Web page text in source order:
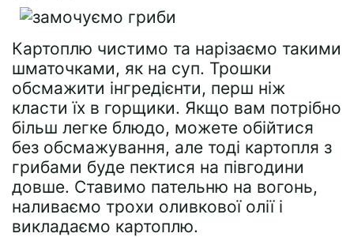
Картоплю чистимо та нарізаємо такими
шматочками, як на суп. Трошки
обсмажити інгредієнти, перш ніж
класти їх в горщики. Якщо вам потрібно
більш легке блюдо, можете обійтися
без обсмажування, але тоді картопля з
грибами буде пектися на півгодини
довше. Ставимо пательню на вогонь,
наливаємо трохи оливкової олії і
викладаємо картоплю.